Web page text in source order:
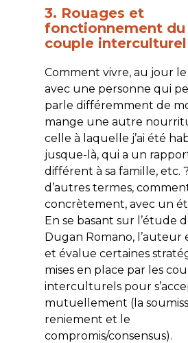
3. Rouages et
fonctionnement du
couple interculturel
Comment vivre, au jour
avec une personne qui
parle différemment de
mange une autre
celle à laquelle j’ai été
jusque-là, qui a un
différent à sa famille, etc.
d’autres termes,
concrètement, avec un
En se basant sur l’étude
Dugan Romano, l’auteur
et évalue certaines
mises en place par les
interculturels pour
mutuellement (la
reniement et le
compromis/consensus).